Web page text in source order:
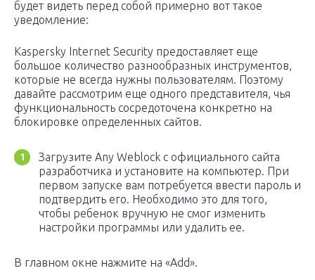
будет видеть перед собой примерно вот такое
уведомление:
Kaspersky Internet Security предоставляет еще
большое количество разнообразных инструментов,
которые не всегда нужны пользователям. Поэтому
давайте рассмотрим еще одного представителя, чья
функциональность сосредоточена конкретно на
блокировке определенных сайтов.
Загрузите Any Weblock с официального сайта
разработчика и установите на компьютер. При
первом запуске вам потребуется ввести пароль и
подтвердить его. Необходимо это для того,
чтобы ребенок вручную не смог изменить
настройки программы или удалить ее.
В главном окне нажмите на «Add».